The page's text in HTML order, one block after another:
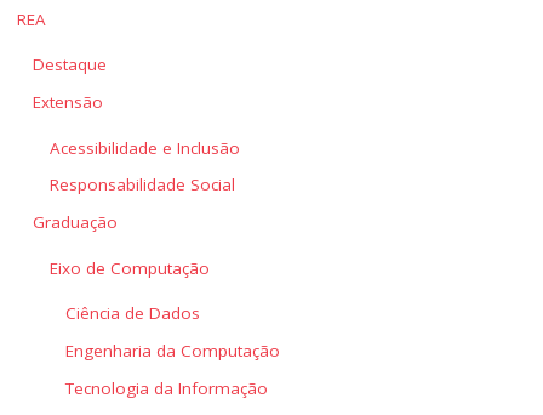
REA
Destaque
Extensão
Acessibilidade e Inclusão
Responsabilidade Social
Graduação
Eixo de Computação
Ciência de Dados
Engenharia da Computação
Tecnologia da Informação